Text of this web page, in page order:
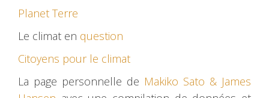
Planet Terre
Le climat en question
Citoyens pour le climat
La page personnelle de Makiko Sato & James